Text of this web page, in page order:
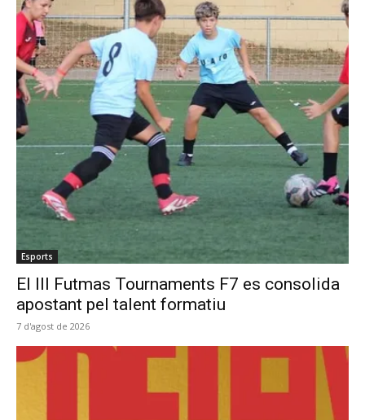
Esports
El III Futmas Tournaments F7 es consolida
apostant pel talent formatiu
7 d'agost de 2026